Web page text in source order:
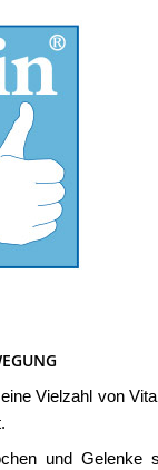
Vielzahl von
und Gelenke